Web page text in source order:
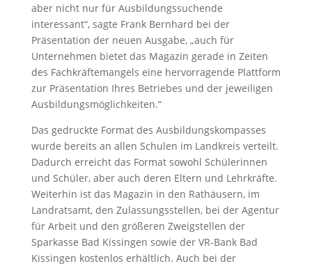
aber nicht nur für Ausbildungssuchende
interessant“, sagte Frank Bernhard bei der
Präsentation der neuen Ausgabe, „auch für
Unternehmen bietet das Magazin gerade in Zeiten
des Fachkräftemangels eine hervorragende Plattform
zur Präsentation Ihres Betriebes und der jeweiligen
Ausbildungsmöglichkeiten.“
Das gedruckte Format des Ausbildungskompasses
wurde bereits an allen Schulen im Landkreis verteilt.
Dadurch erreicht das Format sowohl Schülerinnen
und Schüler, aber auch deren Eltern und Lehrkräfte.
Weiterhin ist das Magazin in den Rathäusern, im
Landratsamt, den Zulassungsstellen, bei der Agentur
für Arbeit und den größeren Zweigstellen der
Sparkasse Bad Kissingen sowie der VR-Bank Bad
Kissingen kostenlos erhältlich. Auch bei der